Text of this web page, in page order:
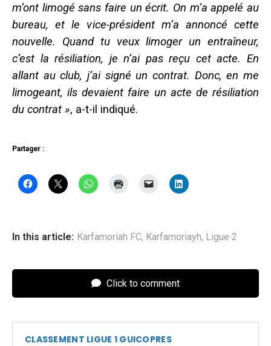
m’ont limogé sans faire un écrit. On m’a appelé au
bureau, et le vice-président m’a annoncé cette
nouvelle. Quand tu veux limoger un entraîneur,
c’est la résiliation, je n’ai pas reçu cet acte. En
allant au club, j’ai signé un contrat. Donc, en me
limogeant, ils devaient faire un acte de résiliation
du contrat », a-t-il indiqué.
Partager :
In this article: Karfamoriah FC, Karfamoriayh, Ligue 2
Click to comment
CLASSEMENT LIGUE 1 GUICOPRES